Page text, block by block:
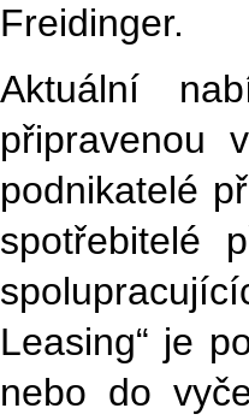
Freidinger.
Aktuální
připravenou
podnikatelé
spotřebitelé
Leasing“ je
nebo do